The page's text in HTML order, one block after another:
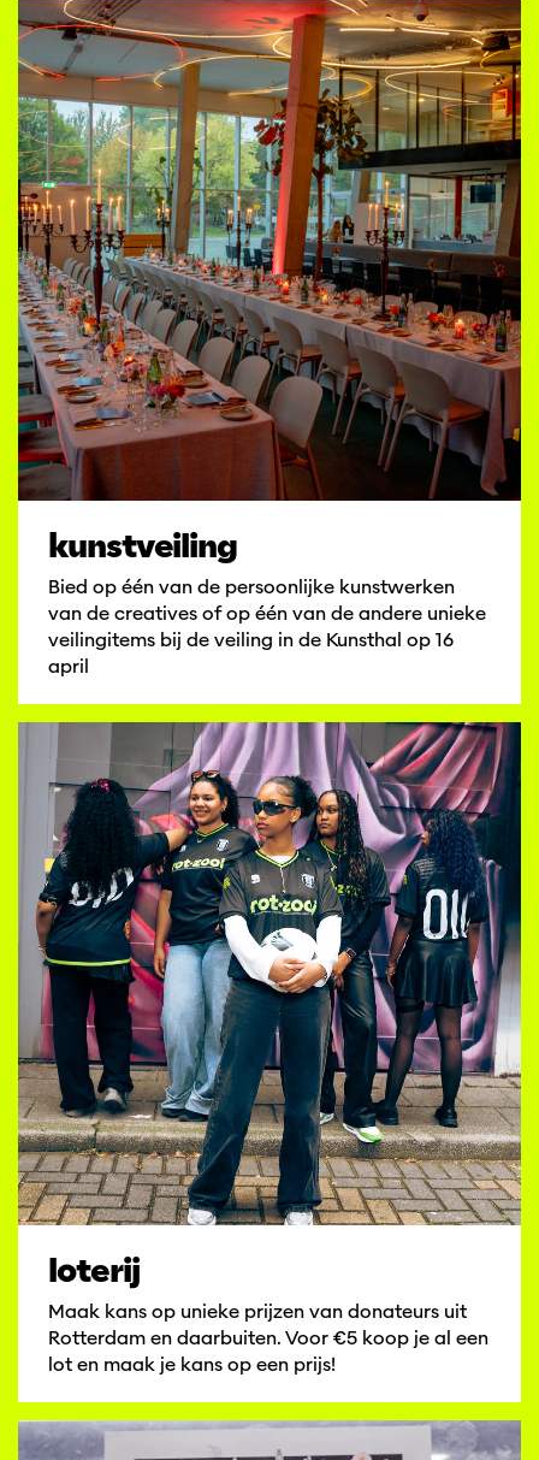
kunstveiling
Bied op één van de persoonlijke kunstwerken
van de creatives of op één van de andere unieke
veilingitems bij de veiling in de Kunsthal op 16
april
loterij
Maak kans op unieke prijzen van donateurs uit
Rotterdam en daarbuiten. Voor €5 koop je al een
lot en maak je kans op een prijs!